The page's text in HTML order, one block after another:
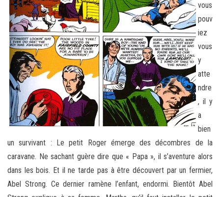
vous
pouv
iez
vous
y
atte
ndre
, il y
a
bien
un survivant : Le petit Roger émerge des décombres de la
caravane. Ne sachant guère dire que « Papa », il s’aventure alors
dans les bois. Et il ne tarde pas à être découvert par un fermier,
Abel Strong. Ce dernier ramène l’enfant, endormi. Bientôt Abel